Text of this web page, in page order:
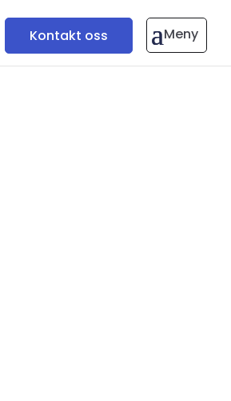
Kontakt oss